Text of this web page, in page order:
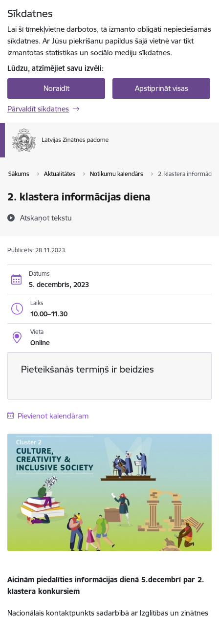
Sīkdatnes
Lai šī tīmekļvietne darbotos, tā izmanto obligāti nepieciešamās
sīkdatnes. Ar Jūsu piekrišanu papildus šajā vietnē var tikt
izmantotas statistikas un sociālo mediju sīkdatnes.
Lūdzu, atzīmējiet savu izvēli:
Noraidīt Apstiprināt visas
Pārvaldīt sīkdatnes
Sākums Aktualitātes Notikumu kalendārs 2. klastera
2. klastera informācijas diena
Atskaņot tekstu
Publicēts: 28.11.2023.
Datums
5. decembris, 2023
Laiks
10.00–11.30
Vieta
Online
Pieteikšanās termiņš ir beidzies
Pievienot kalendāram
Aicinām piedalīties informācijas dienā 5.decembrī par 2.
klastera konkursiem
Nacionālais kontaktpunkts sadarbībā ar Izglītības un zinātnes